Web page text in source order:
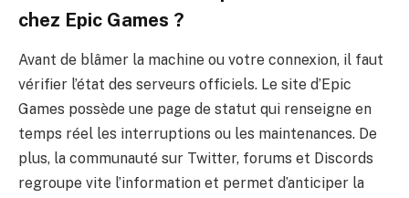
chez Epic Games ?
Avant de blâmer la machine ou votre connexion, il faut
vérifier l’état des serveurs officiels. Le site d’Epic
Games possède une page de statut qui renseigne en
temps réel les interruptions ou les maintenances. De
plus, la communauté sur Twitter, forums et Discords
regroupe vite l’information et permet d’anticiper la